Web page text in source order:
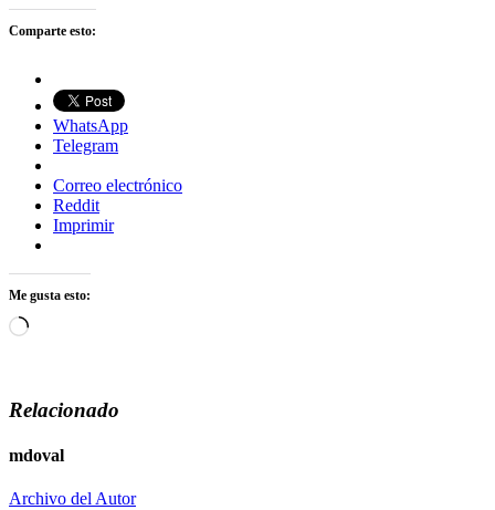
Comparte esto:
WhatsApp
Telegram
Correo electrónico
Reddit
Imprimir
Me gusta esto:
Cargando...
Relacionado
mdoval
Archivo del Autor